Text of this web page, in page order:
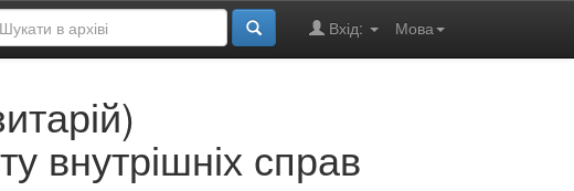
Мова
Вхід:
внутрішніх справ